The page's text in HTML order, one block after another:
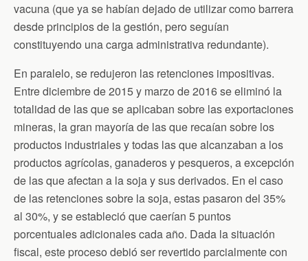
vacuna (que ya se habían dejado de utilizar como barrera
desde principios de la gestión, pero seguían
constituyendo una carga administrativa redundante).
En paralelo, se redujeron las retenciones impositivas.
Entre diciembre de 2015 y marzo de 2016 se eliminó la
totalidad de las que se aplicaban sobre las exportaciones
mineras, la gran mayoría de las que recaían sobre los
productos industriales y todas las que alcanzaban a los
productos agrícolas, ganaderos y pesqueros, a excepción
de las que afectan a la soja y sus derivados. En el caso
de las retenciones sobre la soja, estas pasaron del 35%
al 30%, y se estableció que caerían 5 puntos
porcentuales adicionales cada año. Dada la situación
fiscal, este proceso debió ser revertido parcialmente con